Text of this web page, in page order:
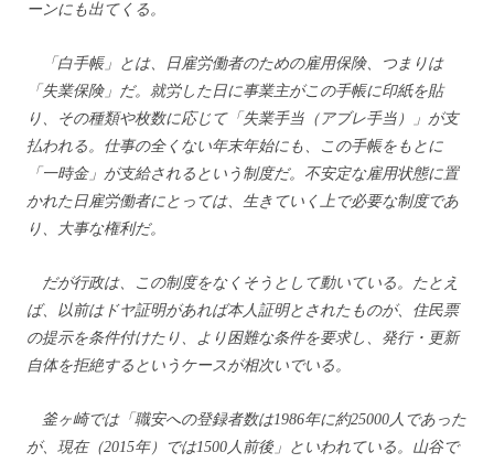
ーンにも出てくる。
「白手帳」とは、日雇労働者のための雇用保険、つまりは
「失業保険」だ。就労した日に事業主がこの手帳に印紙を貼
り、その種類や枚数に応じて「失業手当（アブレ手当）」が支
払われる。仕事の全くない年末年始にも、この手帳をもとに
「一時金」が支給されるという制度だ。不安定な雇用状態に置
かれた日雇労働者にとっては、生きていく上で必要な制度であ
り、大事な権利だ。
だが行政は、この制度をなくそうとして動いている。たとえ
ば、以前はドヤ証明があれば本人証明とされたものが、住民票
の提示を条件付けたり、より困難な条件を要求し、発行・更新
自体を拒絶するというケースが相次いでいる。
釜ヶ崎では「職安への登録者数は1986年に約25000人であった
が、現在（2015年）では1500人前後」といわれている。山谷で